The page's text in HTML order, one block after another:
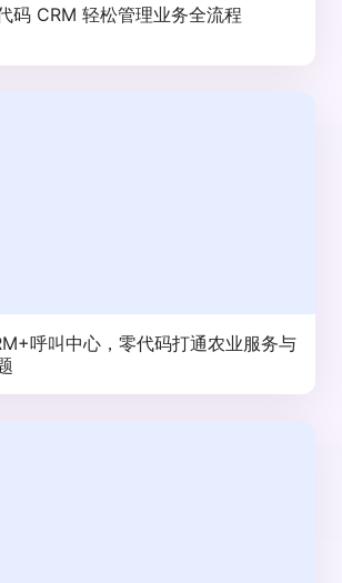
码 CRM 轻松管理业务全流程
呼叫中心，零代码打通农业服务与